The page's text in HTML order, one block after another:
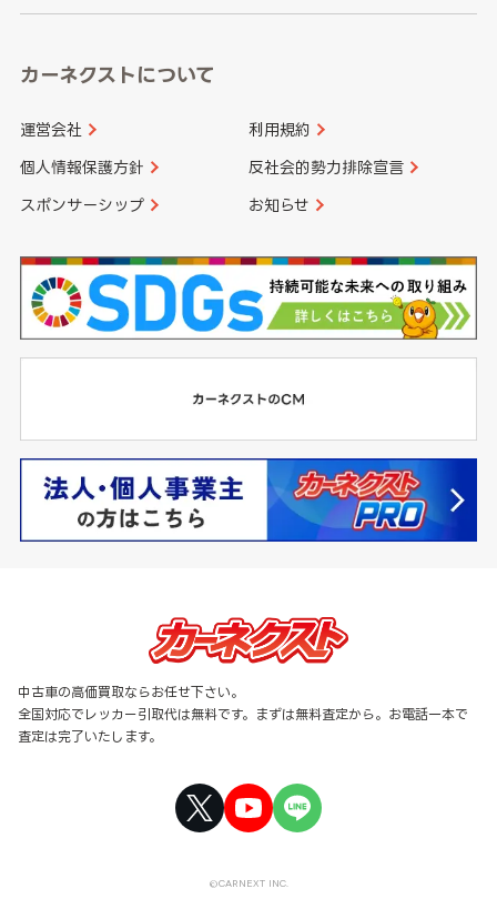
カーネクストについて
運営会社 利用規約
個人情報保護方針 反社会的勢力排除宣言
スポンサーシップ お知らせ
中古車の高価買取ならお任せ下さい。
全国対応でレッカー引取代は無料です。まずは無料査定から。お電話一本で
査定は完了いたします。
©CARNEXT INC.